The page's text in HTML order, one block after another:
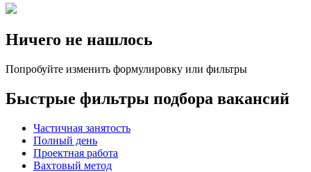
Ничего не нашлось
Попробуйте изменить формулировку или фильтры
Быстрые фильтры подбора вакансий
Частичная занятость
Полный день
Проектная работа
Вахтовый метод